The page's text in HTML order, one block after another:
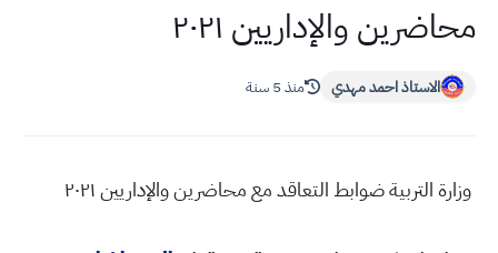
محاضرين والإداريين ٢٠٢١
الاستاذ احمد مهدي منذ 5 سنة
وزارة التربية ضوابط التعاقد مع محاضرين والإداريين ٢٠٢١